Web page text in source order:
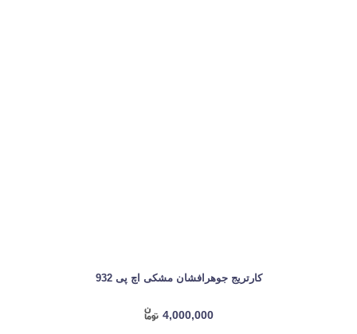
کارتریج جوهرافشان مشکی اچ پی 932
4,000,000